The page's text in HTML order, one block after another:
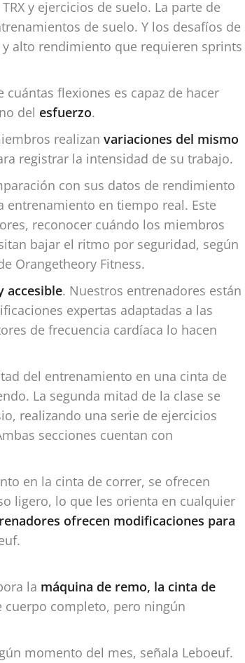
y ejercicios de suelo. La parte de
de suelo. Y los desafíos de
alto rendimiento que requieren sprints
flexiones es capaz de hacer
del esfuerzo.
realizan variaciones del mismo
registrar la intensidad de su trabajo.
con sus datos de rendimiento
entrenamiento en tiempo real. Este
reconocer cuándo los miembros
bajar el ritmo por seguridad, según
Orangetheory Fitness.
accesible. Nuestros entrenadores están
expertas adaptadas a las
de frecuencia cardíaca lo hacen
del entrenamiento en una cinta de
La segunda mitad de la clase se
realizando una serie de ejercicios
secciones cuentan con
en la cinta de correr, se ofrecen
ligero, lo que les orienta en cualquier
ofrecen modificaciones para
la máquina de remo, la cinta de
completo, pero ningún
momento del mes, señala Leboeuf.